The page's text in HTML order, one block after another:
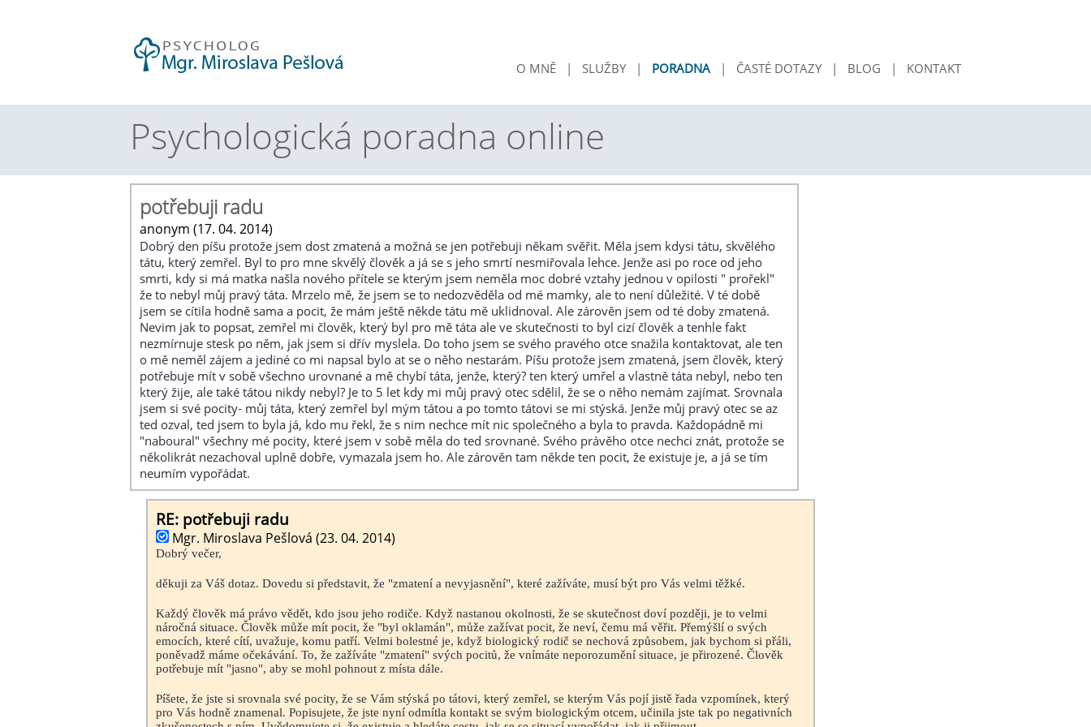
O MNĚ | SLUŽBY| PORADNA | ČASTÉ DOTAZY| BLOG | KONTAKT
Psychologická poradna online
potřebuji radu
anonym (17. 04. 2014)
Dobrý den píšu protože jsem dost zmatená a možná se jen potřebuji někam svěřit. Měla jsem kdysi tátu, skvělého
tátu, který zemřel. Byl to pro mne skvělý člověk a já se s jeho smrtí nesmiřovala lehce. Jenže asi po roce od jeho
smrti, kdy si má matka našla nového přítele se kterým jsem neměla moc dobré vztahy jednou v opilosti " prořekl"
že to nebyl můj pravý táta. Mrzelo mě, že jsem se to nedozvěděla od mé mamky, ale to není důležité. V té době
jsem se cítila hodně sama a pocit, že mám ještě někde tátu mě uklidnoval. Ale zárověn jsem od té doby zmatená.
Nevim jak to popsat, zemřel mi člověk, který byl pro mě táta ale ve skutečnosti to byl cizí člověk a tenhle fakt
nezmírnuje stesk po něm, jak jsem si dřív myslela. Do toho jsem se svého pravého otce snažila kontaktovat, ale ten
o mě neměl zájem a jediné co mi napsal bylo at se o něho nestarám. Píšu protože jsem zmatená, jsem člověk, který
potřebuje mít v sobě všechno urovnané a mě chybí táta, jenže, který? ten který umřel a vlastně táta nebyl, nebo ten
který žije, ale také tátou nikdy nebyl? Je to 5 let kdy mi můj pravý otec sdělil, že se o něho nemám zajímat. Srovnala
jsem si své pocity- můj táta, který zemřel byl mým tátou a po tomto tátovi se mi stýská. Jenže můj pravý otec se az
ted ozval, ted jsem to byla já, kdo mu řekl, že s nim nechce mít nic společného a byla to pravda. Každopádně mi
"naboural" všechny mé pocity, které jsem v sobě měla do ted srovnané. Svého právěho otce nechci znát, protože se
několikrát nezachoval uplně dobře, vymazala jsem ho. Ale zárověn tam někde ten pocit, že existuje je, a já se tím
neumím vypořádat.
RE: potřebuji radu
Mgr. Miroslava Pešlová (23. 04. 2014)
Dobrý večer,
děkuji za Váš dotaz. Dovedu si představit, že "zmatení a nevyjasnění", které zažíváte, musí být pro Vás velmi těžké.
Každý člověk má právo vědět, kdo jsou jeho rodiče. Když nastanou okolnosti, že se skutečnost doví později, je to velmi
náročná situace. Člověk může mít pocit, že "byl oklamán", může zažívat pocit, že neví, čemu má věřit. Přemýšlí o svých
emocích, které cítí, uvažuje, komu patří. Velmi bolestné je, když biologický rodič se nechová způsobem, jak bychom si přáli,
poněvadž máme očekávání. To, že zažíváte "zmatení" svých pocitů, že vnímáte neporozumění situace, je přirozené. Člověk
potřebuje mít "jasno", aby se mohl pohnout z místa dále.
Píšete, že jste si srovnala své pocity, že se Vám stýská po tátovi, který zemřel, se kterým Vás pojí jistě řada vzpomínek, který
pro Vás hodně znamenal. Popisujete, že jste nyní odmítla kontakt se svým biologickým otcem, učinila jste tak po negativních